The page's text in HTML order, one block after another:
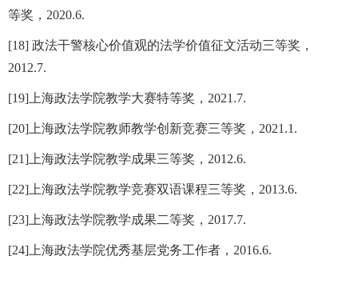
等奖，2020.6.
[18] 政法干警核心价值观的法学价值征文活动三等奖，
2012.7.
[19]上海政法学院教学大赛特等奖，2021.7.
[20]上海政法学院教师教学创新竞赛三等奖，2021.1.
[21]上海政法学院教学成果三等奖，2012.6.
[22]上海政法学院教学竞赛双语课程三等奖，2013.6.
[23]上海政法学院教学成果二等奖，2017.7.
[24]上海政法学院优秀基层党务工作者，2016.6.